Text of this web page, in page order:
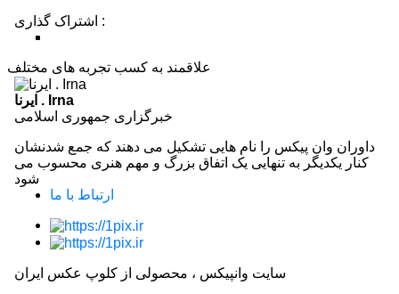
اشتراک گذاری :
علاقمند به کسب تجربه های مختلف
ایرنا . Irna
خبرگزاری جمهوری اسلامی
داوران وان پیکس را نام هایی تشکیل می دهند که جمع شدنشان
کنار یکدیگر به تنهایی یک اتفاق بزرگ و مهم هنری محسوب می
شود
ارتباط با ما
سایت وانپیکس ، محصولی از کلوپ عکس ایران